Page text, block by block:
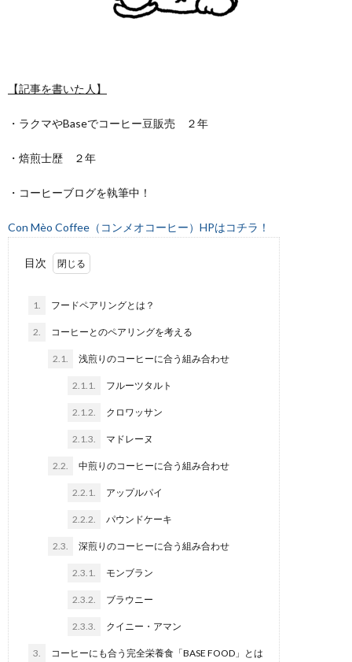
【記事を書いた人】
・ラクマやBaseでコーヒー豆販売 ２年
・焙煎士歴 ２年
・コーヒーブログを執筆中！
Con Mèo Coffee（コンメオコーヒー）HPはコチラ！
目次
1. フードペアリングとは？
2. コーヒーとのペアリングを考える
2.1. 浅煎りのコーヒーに合う組み合わせ
2.1.1. フルーツタルト
2.1.2. クロワッサン
2.1.3. マドレーヌ
2.2. 中煎りのコーヒーに合う組み合わせ
2.2.1. アップルパイ
2.2.2. パウンドケーキ
2.3. 深煎りのコーヒーに合う組み合わせ
2.3.1. モンブラン
2.3.2. ブラウニー
2.3.3. クイニー・アマン
3. コーヒーにも合う完全栄養食「BASE FOOD」とは